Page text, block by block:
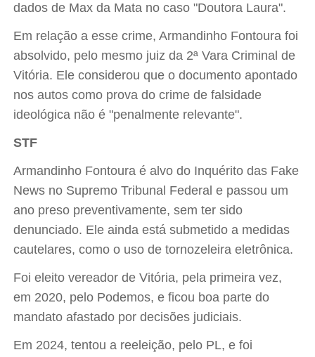
dados de Max da Mata no caso "Doutora Laura".
Em relação a esse crime, Armandinho Fontoura foi
absolvido, pelo mesmo juiz da 2ª Vara Criminal de
Vitória. Ele considerou que o documento apontado
nos autos como prova do crime de falsidade
ideológica não é "penalmente relevante".
STF
Armandinho Fontoura é alvo do Inquérito das Fake
News no Supremo Tribunal Federal e passou um
ano preso preventivamente, sem ter sido
denunciado. Ele ainda está submetido a medidas
cautelares, como o uso de tornozeleira eletrônica.
Foi eleito vereador de Vitória, pela primeira vez,
em 2020, pelo Podemos, e ficou boa parte do
mandato afastado por decisões judiciais.
Em 2024, tentou a reeleição, pelo PL, e foi